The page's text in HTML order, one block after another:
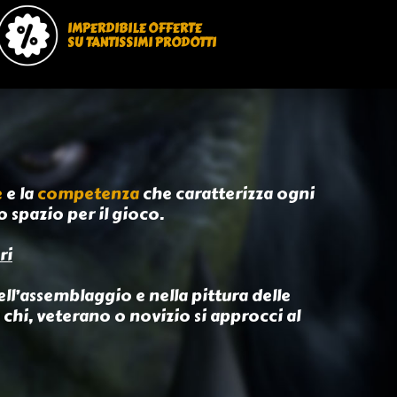
IMPERDIBILE OFFERTE
SU TANTISSIMI PRODOTTI
e lacompetenzache caratterizza ogni
spazio per il gioco.
e nella pittura delle
veterano o novizio si approcci al